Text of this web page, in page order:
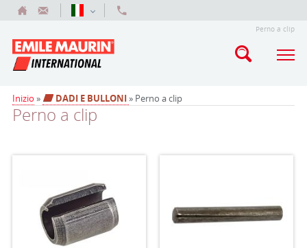
Perno a clip
Inizio » DADI E BULLONI» Perno a clip
Perno a clip